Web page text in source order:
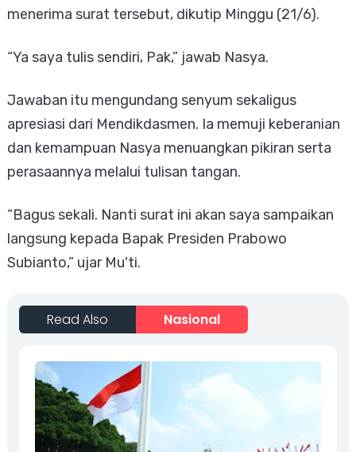
menerima surat tersebut, dikutip Minggu (21/6).
“Ya saya tulis sendiri, Pak,” jawab Nasya.
Jawaban itu mengundang senyum sekaligus
apresiasi dari Mendikdasmen. Ia memuji keberanian
dan kemampuan Nasya menuangkan pikiran serta
perasaannya melalui tulisan tangan.
“Bagus sekali. Nanti surat ini akan saya sampaikan
langsung kepada Bapak Presiden Prabowo
Subianto,” ujar Mu'ti.
Read Also Nasional